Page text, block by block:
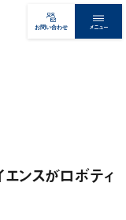
お問い合わせ メニュー
ンスがロボティ